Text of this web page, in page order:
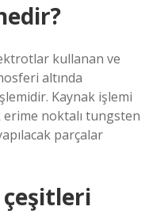
kullanan ve
altında
Kaynak işlemi
erime noktalı tungsten
parçalar
çeşitleri